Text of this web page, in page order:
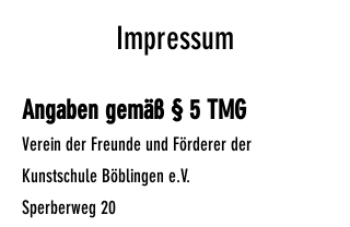
Impressum
Angaben gemäß § 5 TMG
Verein der Freunde und Förderer der
Kunstschule Böblingen e.V.
Sperberweg 20